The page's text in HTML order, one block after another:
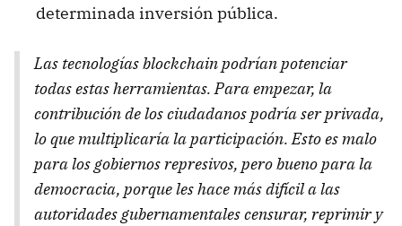
determinada inversión pública.
Las tecnologías blockchain podrían potenciar
todas estas herramientas. Para empezar, la
contribución de los ciudadanos podría ser privada,
lo que multiplicaría la participación. Esto es malo
para los gobiernos represivos, pero bueno para la
democracia, porque les hace más difícil a las
autoridades gubernamentales censurar, reprimir y